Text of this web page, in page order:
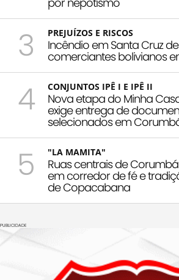
3 PREJUÍZOS E RISCOS
Incêndio em Santa Cruz
comerciantes bolivianos
4 CONJUNTOS IPÊ I E IPÊ II
Nova etapa do Minha
exige entrega de
selecionados em
5 "LA MAMITA"
Ruas centrais de
em corredor de fé e
de Copacabana
PUBLICIDADE